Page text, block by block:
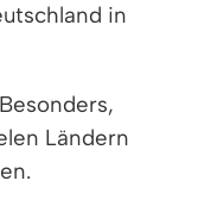
in
Ländern